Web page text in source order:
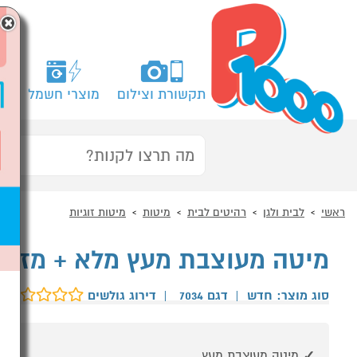
תקשורת וצילום מוצרי חשמל
ראשי לבית ולגן רהיטים לבית מיטות מיטות זוגיות
מיטה מעוצבת מעץ מלא + מזרון דגם 7034 מבית
סוג מוצר: חדש | דגם 7034 | דירוג גולשים
×